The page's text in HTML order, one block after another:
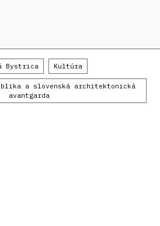
Bystrica Kultúra
a slovenská architektonická
avantgarda